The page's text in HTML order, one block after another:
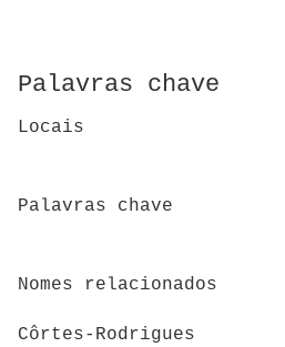
Palavras chave
Locais
Palavras chave
Nomes relacionados
Côrtes-Rodrigues